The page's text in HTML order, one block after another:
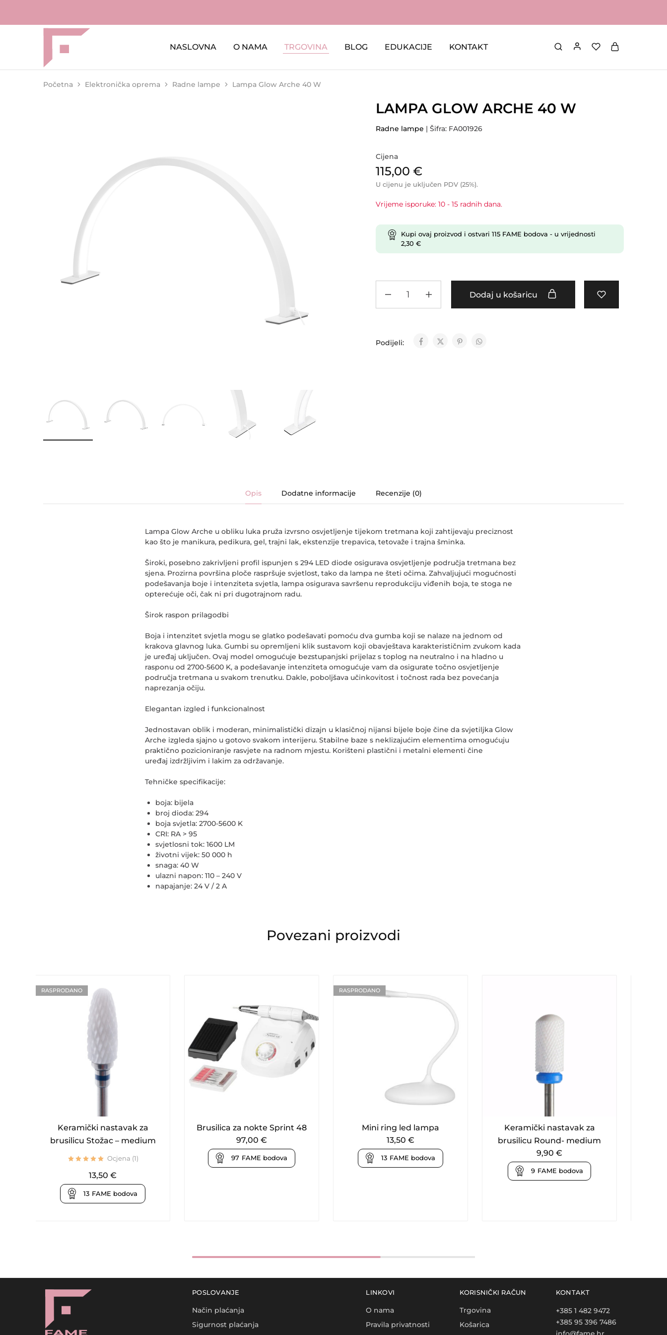
FAME
Profesionalna
za
kozmetičke
NASLOVNA O NAMA TRGOVINA BLOG EDUKACIJE KONTAKT
Početna Elektronička oprema Radne lampe Lampa Glow Arche 40 W
LAMPA GLOW ARCHE 40 W
Radne lampe | Šifra: FA001926
Cijena
115,00 €
U cijenu je uključen PDV (25%).
Vrijeme isporuke: 10 - 15 radnih dana.
Kupi ovaj proizvod i ostvari 115FAME bodova - u vrijednosti
2,30 €
Dodaj u košaricu
Podijeli:
Opis Dodatne informacije Recenzije (0)
Lampa Glow Arche u obliku luka pruža izvrsno osvjetljenje tijekom tretmana koji zahtijevaju preciznost
kao što je manikura, pedikura, gel, trajni lak, ekstenzije trepavica, tetovaže i trajna šminka.
Široki, posebno zakrivljeni profil ispunjen s 294 LED diode osigurava osvjetljenje područja tretmana bez
sjena. Prozirna površina ploče raspršuje svjetlost, tako da lampa ne šteti očima. Zahvaljujući mogućnosti
podešavanja boje i intenziteta svjetla, lampa osigurava savršenu reprodukciju viđenih boja, te stoga ne
opterećuje oči, čak ni pri dugotrajnom radu.
Širok raspon prilagodbi
Boja i intenzitet svjetla mogu se glatko podešavati pomoću dva gumba koji se nalaze na jednom od
krakova glavnog luka. Gumbi su opremljeni klik sustavom koji obavještava karakterističnim zvukom kada
je uređaj uključen. Ovaj model omogućuje bezstupanjski prijelaz s toplog na neutralno i na hladno u
rasponu od 2700-5600 K, a podešavanje intenziteta omogućuje vam da osigurate točno osvjetljenje
područja tretmana u svakom trenutku. Dakle, poboljšava učinkovitost i točnost rada bez povećanja
naprezanja očiju.
Elegantan izgled i funkcionalnost
Jednostavan oblik i moderan, minimalistički dizajn u klasičnoj nijansi bijele boje čine da svjetiljka Glow
Arche izgleda sjajno u gotovo svakom interijeru. Stabilne baze s neklizajućim elementima omogućuju
praktično pozicioniranje rasvjete na radnom mjestu. Korišteni plastični i metalni elementi čine
uređaj izdržljivim i lakim za održavanje.
Tehničke specifikacije:
boja: bijela
broj dioda: 294
boja svjetla: 2700-5600 K
CRI: RA > 95
svjetlosni tok: 1600 LM
životni vijek: 50 000 h
snaga: 40 W
ulazni napon: 110 – 240 V
napajanje: 24 V / 2 A
Povezani proizvodi
RASPRODANO
Keramički nastavak za
brusilicu Stožac – medium
Ocjena (1)
13,50 €
13 FAME bodova
Brusilica za nokte Sprint 48
97,00 €
97 FAME bodova
RASPRODANO
Mini ring led lampa
13,50 €
13 FAME bodova
Keramički nastavak za
brusilicu Round- medium
9,90 €
9 FAME bodova
POSLOVANJE
Način plaćanja
Sigurnost plaćanja
LINKOVI
O nama
Pravila privatnosti
KORISNIČKI RAČUN
Trgovina
Košarica
KONTAKT
+385 1 482 9472
+385 95 396 7486